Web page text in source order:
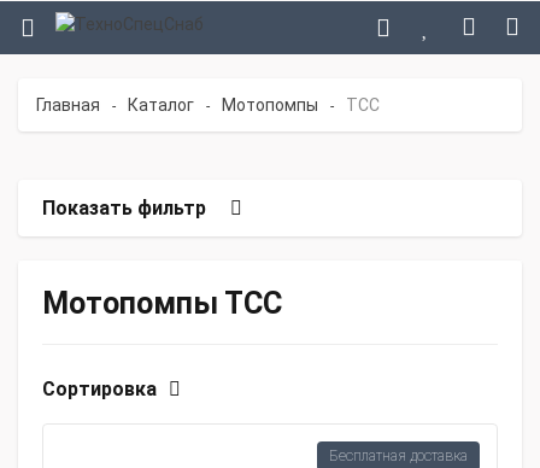
Главная - Каталог - Мотопомпы - ТСС
Показать фильтр
Мотопомпы ТСС
Сортировка
Бесплатная доставка